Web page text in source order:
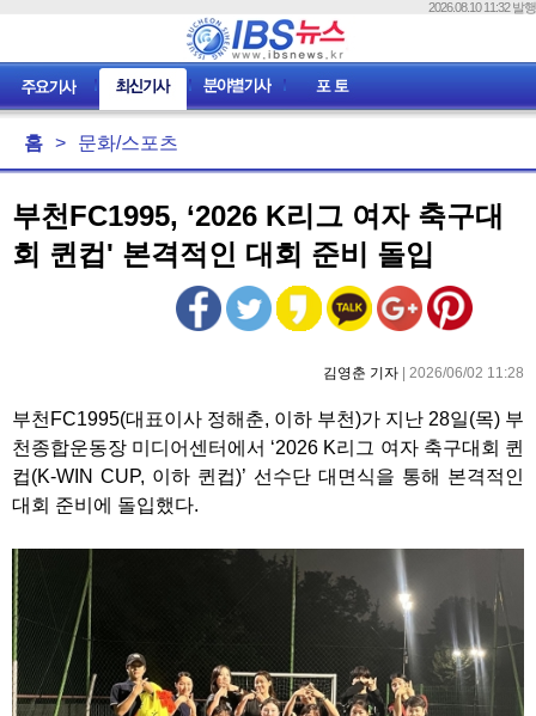
2026.08.10 11:32 발행
홈 > 문화/스포츠
부천FC1995, ‘2026 K리그 여자 축구대
회 퀸컵' 본격적인 대회 준비 돌입
김영춘 기자 | 2026/06/02 11:28
부천FC1995(대표이사 정해춘, 이하 부천)가 지난 28일(목) 부
천종합운동장 미디어센터에서 ‘2026 K리그 여자 축구대회 퀸
컵(K-WIN CUP, 이하 퀸컵)’ 선수단 대면식을 통해 본격적인
대회 준비에 돌입했다.